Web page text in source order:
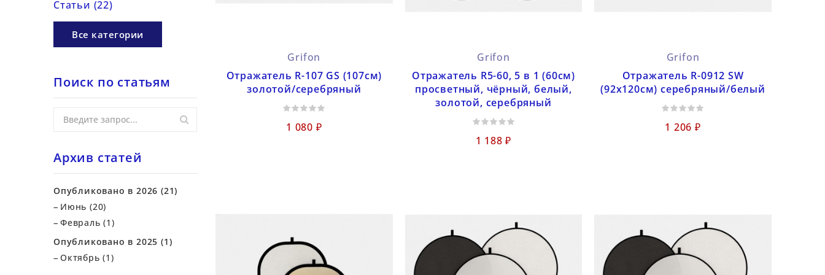
Статьи (22)
Все категории
Поиск по статьям
Архив статей
Опубликовано в 2026 (21)
Июнь (20)
Февраль (1)
Опубликовано в 2025 (1)
Октябрь (1)
Grifon
Отражатель R-107 GS (107см)
золотой/серебряный
1 080 ₽
Grifon
Отражатель R5-60, 5 в 1 (60см)
просветный, чёрный, белый,
золотой, серебряный
1 188 ₽
Grifon
Отражатель R-0912 SW
(92x120см) серебряный/белый
1 206 ₽